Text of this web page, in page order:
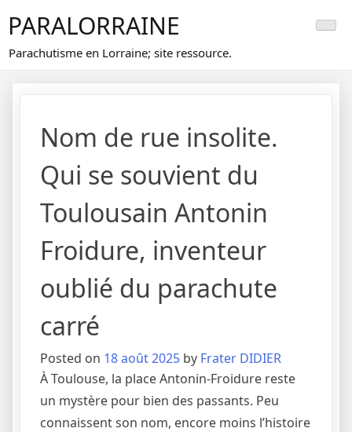
content
PARALORRAINE
Parachutisme en Lorraine; site ressource.
Nom de rue insolite.
Qui se souvient du
Toulousain Antonin
Froidure, inventeur
oublié du parachute
carré
Posted on 18 août 2025 by Frater DIDIER
À Toulouse, la place Antonin-Froidure reste
un mystère pour bien des passants. Peu
connaissent son nom, encore moins l’histoire